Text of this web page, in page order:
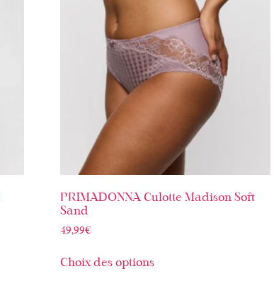
PRIMADONNA Culotte Madison Soft
Sand
49,99€
Choix des options